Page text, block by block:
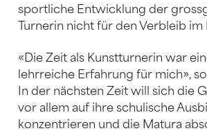
sportliche Entwicklung der
Turnerin nicht für den Verbleib im
«Die Zeit als Kunstturnerin war
lehrreiche Erfahrung für mich»,
In der nächsten Zeit will sich die
vor allem auf ihre schulische
konzentrieren und die Matura